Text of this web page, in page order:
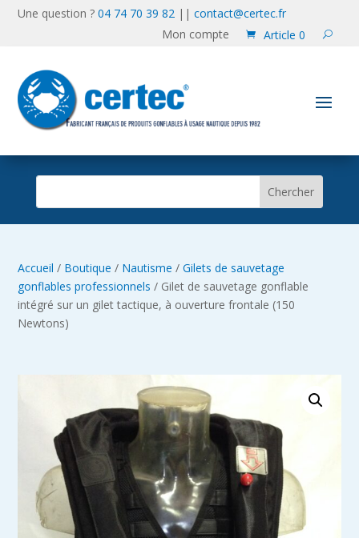
Une question ?04 74 70 39 82 ||contact@certec.fr
Mon compte
Article 0
Accueil / Boutique / Nautisme /Gilets de sauvetage
gonflables professionnels / Gilet de sauvetage gonflable
intégré sur un gilet tactique, à ouverture frontale (150
Newtons)